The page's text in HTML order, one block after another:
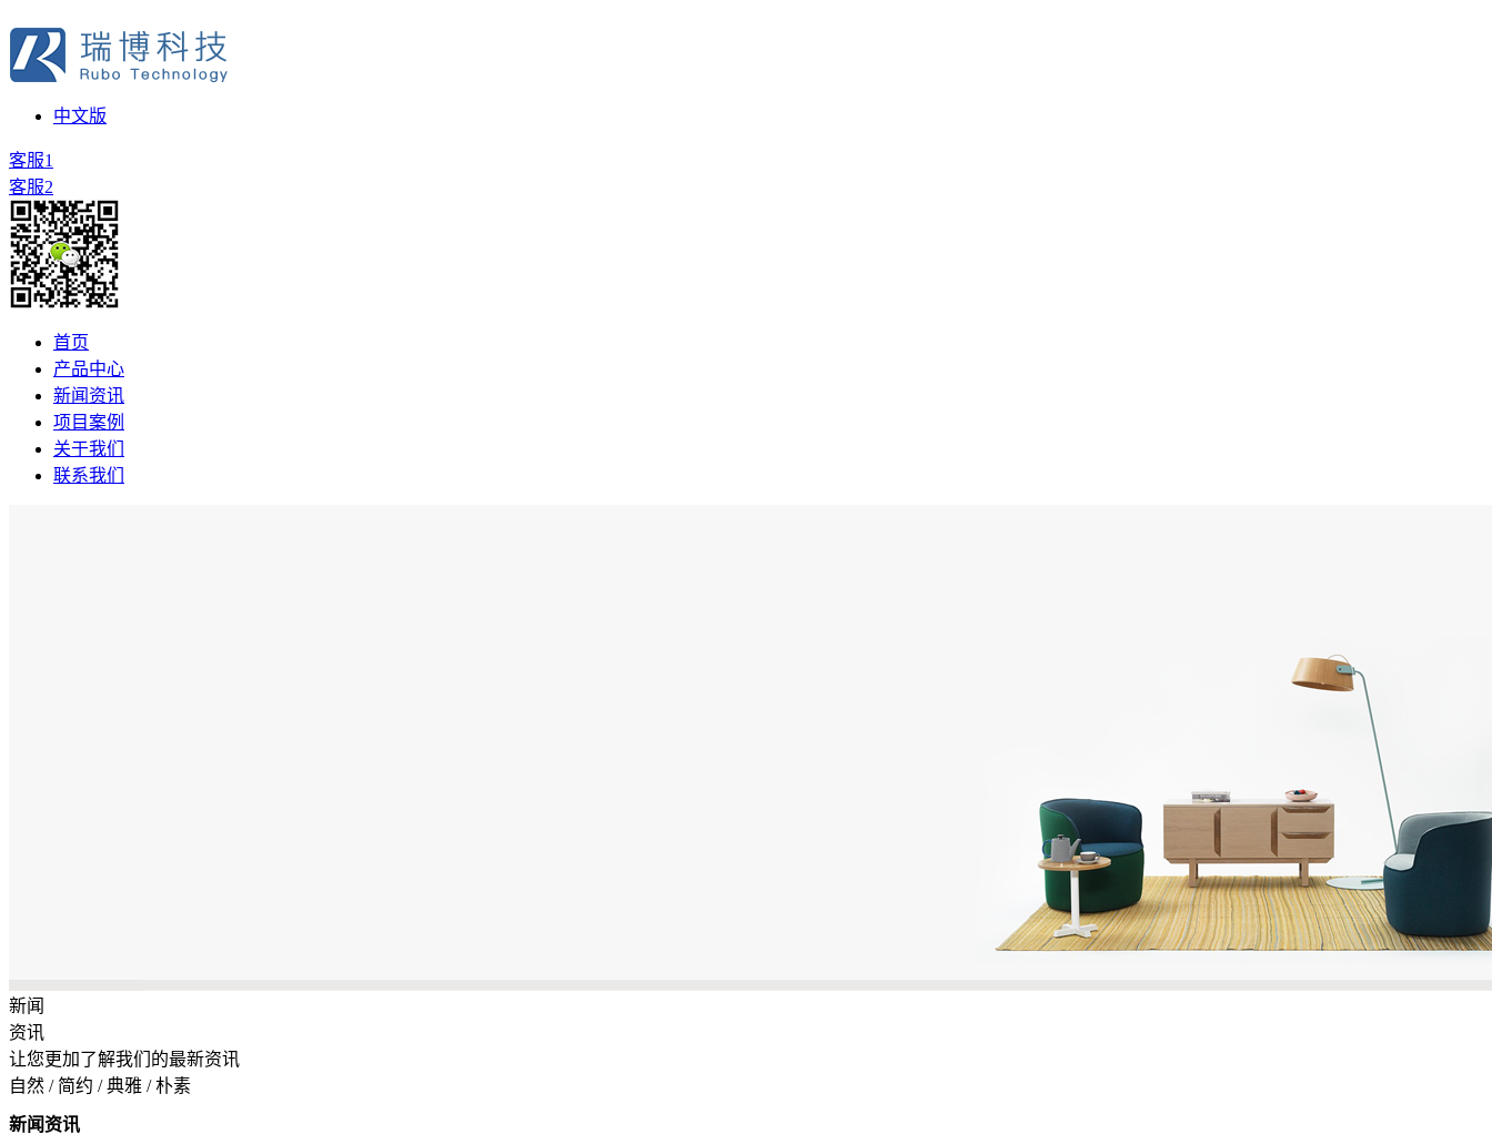
中文版
客服1
客服2
首页
产品中心
新闻资讯
项目案例
关于我们
联系我们
新闻
资讯
让您更加了解我们的最新资讯
自然 / 简约 / 典雅 / 朴素
新闻资讯